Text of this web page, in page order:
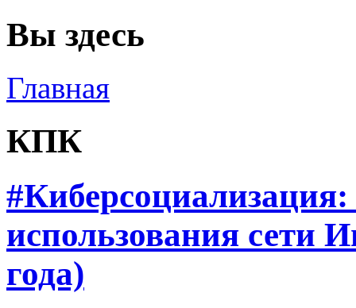
Вы здесь
Главная
КПК
использования сети
года)